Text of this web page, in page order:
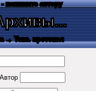
напишите автору
→ Текс. протокол
Автор